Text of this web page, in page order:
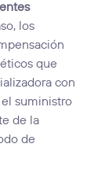
los
que
con
el suministro
de la
de